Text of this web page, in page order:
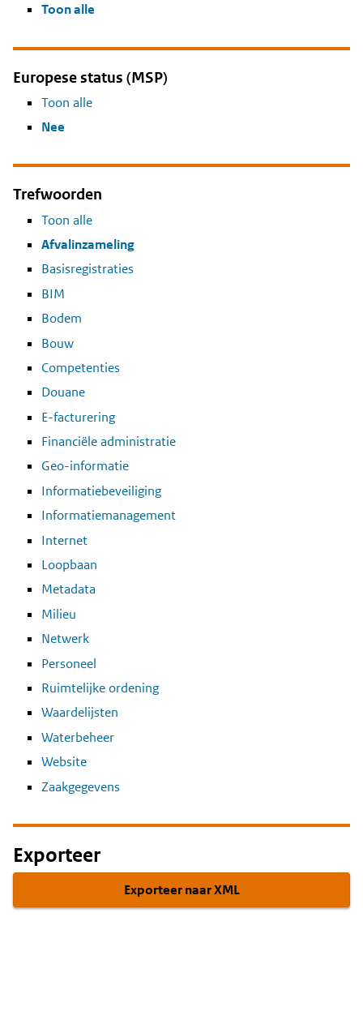
Toon alle
Europese status (MSP)
Toon alle
Nee
Trefwoorden
Toon alle
Afvalinzameling
Basisregistraties
BIM
Bodem
Bouw
Competenties
Douane
E-facturering
Financiële administratie
Geo-informatie
Informatiebeveiliging
Informatiemanagement
Internet
Loopbaan
Metadata
Milieu
Netwerk
Personeel
Ruimtelijke ordening
Waardelijsten
Waterbeheer
Website
Zaakgegevens
Exporteer
Exporteer naar XML